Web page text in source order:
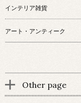
インテリア雑貨
アート・アンティーク
Other page